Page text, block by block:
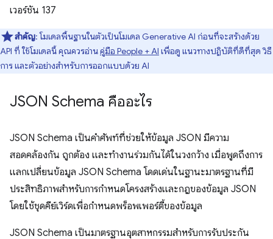
เวอร์ชัน 137
สำคัญ: โมเดลพื้นฐานในตัวเป็นโมเดล Generative AI ก่อนที่จะสร้างด้วย
API ที่ ใช้โมเดลนี้ คุณควรอ่านคู่มือ People + AI เพื่อดู แนวทางปฏิบัติที่ดีที่สุด วิธี
การ และตัวอย่างสำหรับการออกแบบด้วย AI
JSON Schema คืออะไร
JSON Schema เป็นคำศัพท์ที่ช่วยให้ข้อมูล JSON มีความ
สอดคล้องกัน ถูกต้อง และทำงานร่วมกันได้ในวงกว้าง เมื่อพูดถึงการ
แลกเปลี่ยนข้อมูล JSON Schema โดดเด่นในฐานะมาตรฐานที่มี
ประสิทธิภาพสำหรับการกำหนดโครงสร้างและกฎของข้อมูล JSON
โดยใช้ชุดคีย์เวิร์ดเพื่อกำหนดพร็อพเพอร์ตี้ของข้อมูล
JSON Schema เป็นมาตรฐานอุตสาหกรรมสำหรับการรับประกัน